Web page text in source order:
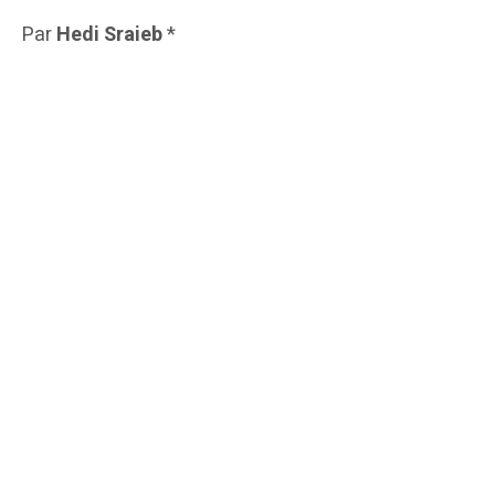
ParHedi Sraieb*